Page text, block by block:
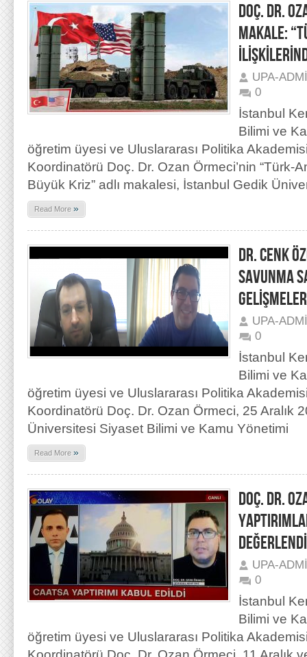
DOÇ. DR.
MAKALE:
UPA-
0
İstanbul
Bilimi ve
öğretim üyesi ve Uluslararası Politika
Koordinatörü Doç. Dr. Ozan Örmeci’nin “Türk-
Büyük Kriz” adlı makalesi, İstanbul Gedik
Read More »
DR. CENK
SAVUNMA
UPA-
0
İstanbul
Bilimi ve
öğretim üyesi ve Uluslararası Politika
Koordinatörü Doç. Dr. Ozan Örmeci, 25 Aralık
Üniversitesi Siyaset Bilimi ve Kamu Yönetimi
Read More »
DOÇ. DR.
UPA-
0
İstanbul
Bilimi ve
öğretim üyesi ve Uluslararası Politika